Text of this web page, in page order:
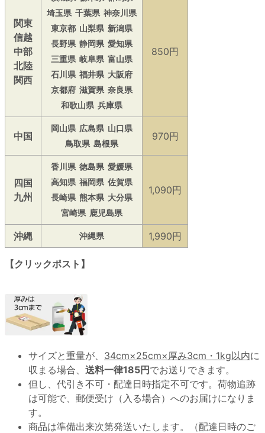
関東
信越
中部
北陸
関西
埼玉県 千葉県 神奈川県
東京都 山梨県 新潟県
長野県 静岡県 愛知県
三重県 岐阜県 富山県
石川県 福井県 大阪府
京都府 滋賀県 奈良県
和歌山県 兵庫県
850円
中国
岡山県 広島県 山口県
鳥取県 島根県
970円
四国
九州
香川県 徳島県 愛媛県
高知県 福岡県 佐賀県
長崎県 熊本県 大分県
宮崎県 鹿児島県
1,090円
沖縄 沖縄県 1,990円
【クリックポスト】
サイズと重量が、 34cm×25cm×厚み3cm・1kg以内に
収まる場合、 送料一律185円でお送りできます。
但し、代引き不可・配達日時指定不可です。荷物追跡
は可能で、郵便受け（入る場合）へのお届けになりま
す。
商品は準備出来次第発送いたします。（配達日時のご